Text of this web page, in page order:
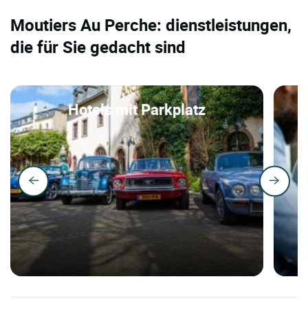
Moutiers Au Perche: dienstleistungen,
die für Sie gedacht sind
Hotels mit Parkplatz